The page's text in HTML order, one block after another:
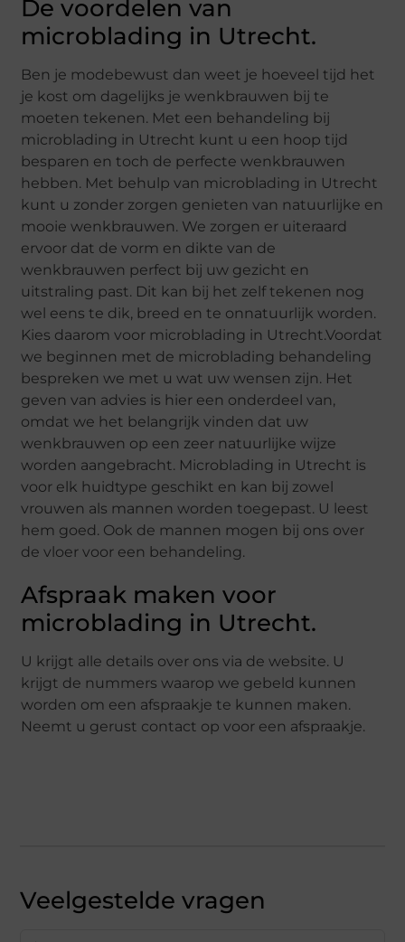
De voordelen van
microblading in Utrecht.
Ben je modebewust dan weet je hoeveel tijd het
je kost om dagelijks je wenkbrauwen bij te
moeten tekenen. Met een behandeling bij
microblading in Utrecht kunt u een hoop tijd
besparen en toch de perfecte wenkbrauwen
hebben. Met behulp van microblading in Utrecht
kunt u zonder zorgen genieten van natuurlijke en
mooie wenkbrauwen. We zorgen er uiteraard
ervoor dat de vorm en dikte van de
wenkbrauwen perfect bij uw gezicht en
uitstraling past. Dit kan bij het zelf tekenen nog
wel eens te dik, breed en te onnatuurlijk worden.
Kies daarom voor microblading in Utrecht.Voordat
we beginnen met de microblading behandeling
bespreken we met u wat uw wensen zijn. Het
geven van advies is hier een onderdeel van,
omdat we het belangrijk vinden dat uw
wenkbrauwen op een zeer natuurlijke wijze
worden aangebracht. Microblading in Utrecht is
voor elk huidtype geschikt en kan bij zowel
vrouwen als mannen worden toegepast. U leest
hem goed. Ook de mannen mogen bij ons over
de vloer voor een behandeling.
Afspraak maken voor
microblading in Utrecht.
U krijgt alle details over ons via de website. U
krijgt de nummers waarop we gebeld kunnen
worden om een afspraakje te kunnen maken.
Neemt u gerust contact op voor een afspraakje.
Veelgestelde vragen